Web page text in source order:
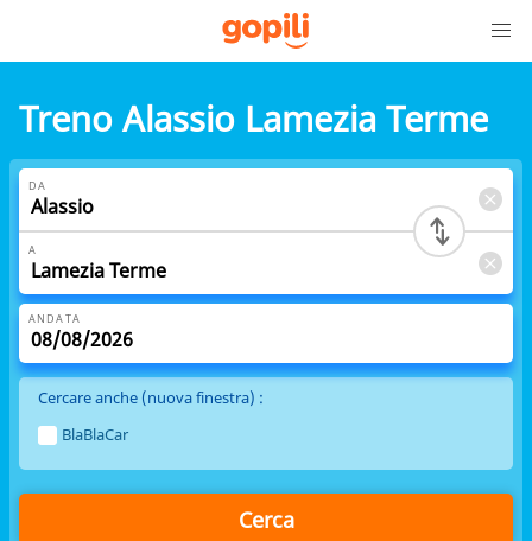
Treno Alassio Lamezia Terme
DA
A
ANDATA
Cercare anche (nuova finestra) :
BlaBlaCar
Cerca